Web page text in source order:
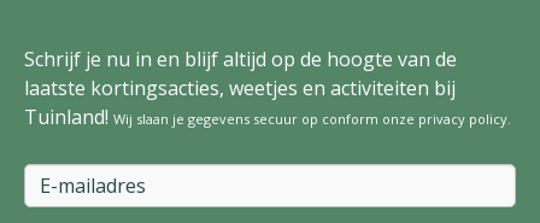
Schrijf je nu in en blijf altijd op de hoogte van de
laatste kortingsacties, weetjes en activiteiten bij
Tuinland! Wij slaan je gegevens secuur op conform onze privacy policy.